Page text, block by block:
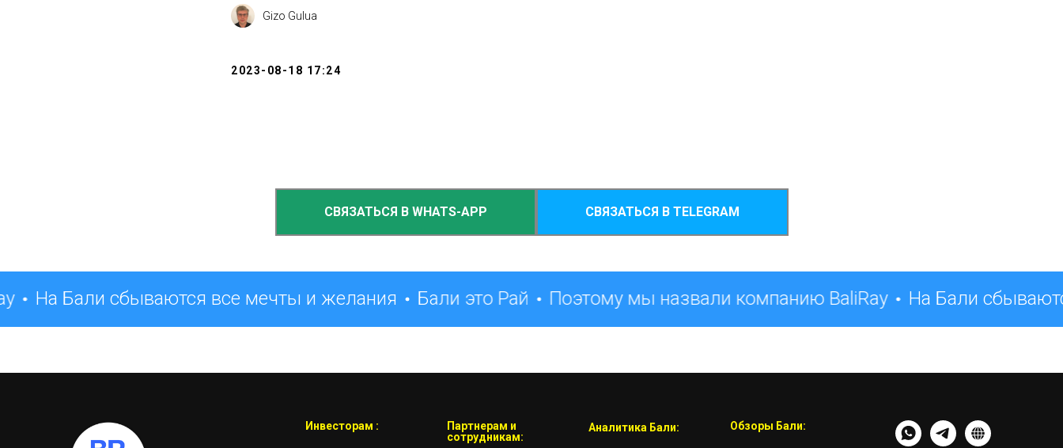
Gizo Gulua
2023-08-18 17:24
СВЯЗАТЬСЯ В WHATS-APP СВЯЗАТЬСЯ В TELEGRAM
На Бали сбываются все мечты и желания Бали это Рай Поэтому мы назвали компанию BaliRay На Бали
Инвесторам :
Партнерам и
сотрудникам:
Аналитика Бали: Обзоры Бали: